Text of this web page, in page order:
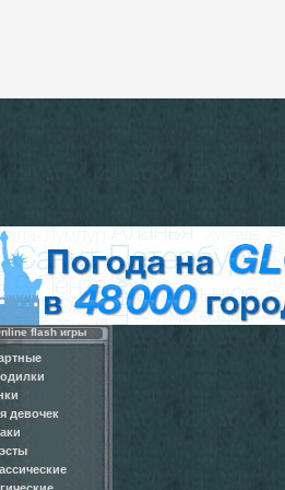
flash игры
девочек